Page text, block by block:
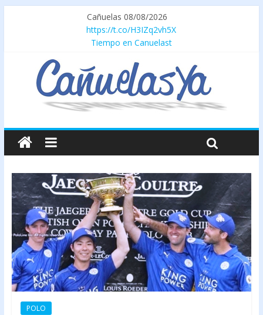
Cañuelas 08/08/2026
https://t.co/H3IZq2vh5X
Tiempo en Canuelast
POLO